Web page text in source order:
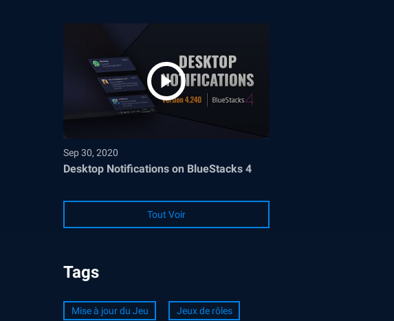
Sep 30, 2020
Desktop Notifications on BlueStacks 4
Tout Voir
Tags
Mise à jour du Jeu Jeux de rôles